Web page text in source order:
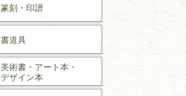
篆刻・印譜
書道具
美術書・アート本・
デザイン本